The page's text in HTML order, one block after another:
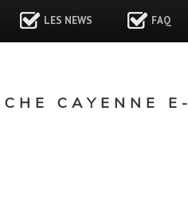
LES NEWS FAQ
CAYENNE E-